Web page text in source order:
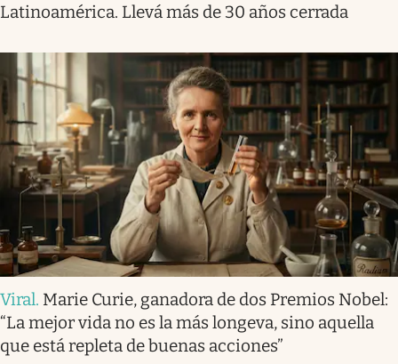
Latinoamérica. Llevá más de 30 años cerrada
Viral. Marie Curie, ganadora de dos Premios Nobel:
“La mejor vida no es la más longeva, sino aquella
que está repleta de buenas acciones”